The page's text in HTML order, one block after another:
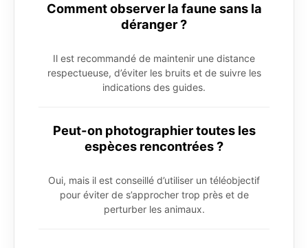
Comment observer la faune sans la
déranger ?
Il est recommandé de maintenir une distance
respectueuse, d’éviter les bruits et de suivre les
indications des guides.
Peut-on photographier toutes les
espèces rencontrées ?
Oui, mais il est conseillé d’utiliser un téléobjectif
pour éviter de s’approcher trop près et de
perturber les animaux.